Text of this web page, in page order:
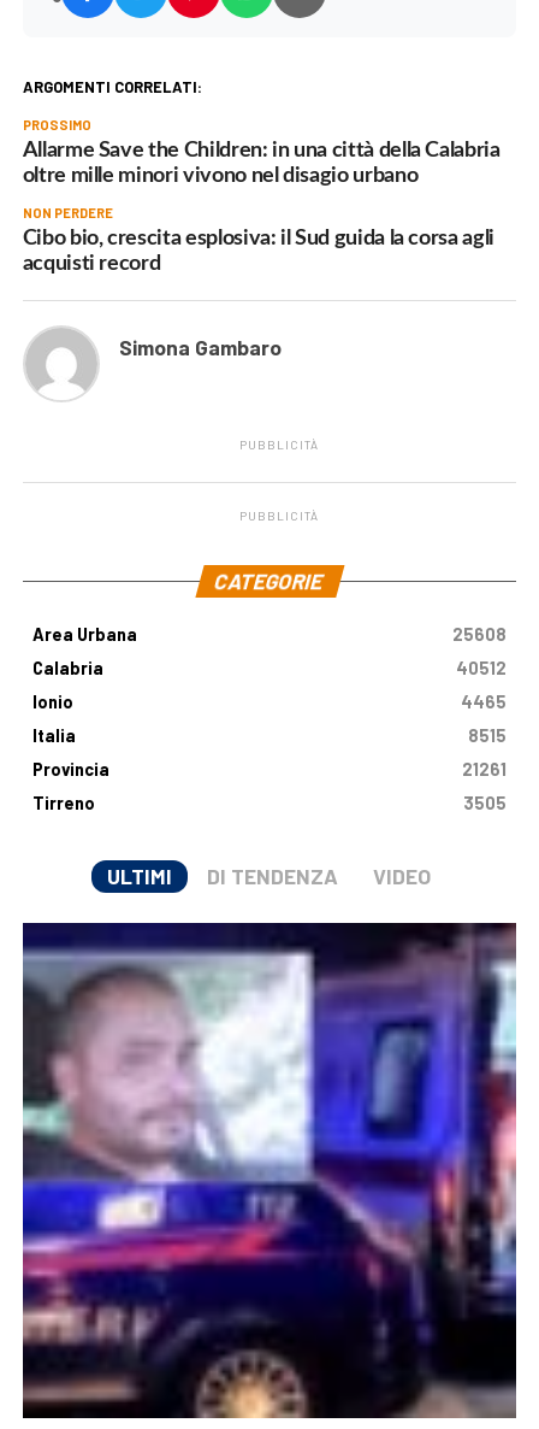
ARGOMENTI CORRELATI:
PROSSIMO
Allarme Save the Children: in una città della Calabria
oltre mille minori vivono nel disagio urbano
NON PERDERE
Cibo bio, crescita esplosiva: il Sud guida la corsa agli
acquisti record
Simona Gambaro
PUBBLICITÀ
PUBBLICITÀ
CATEGORIE
Area Urbana
25608
Calabria
40512
Ionio
4465
Italia
8515
Provincia
21261
Tirreno
3505
ULTIMI DI TENDENZA VIDEO